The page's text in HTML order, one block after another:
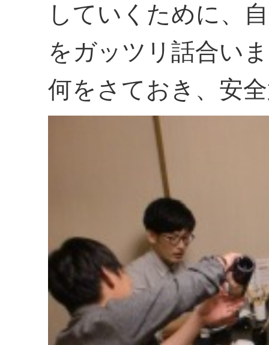
していくために、
をガッツリ話合い
何をさておき、安